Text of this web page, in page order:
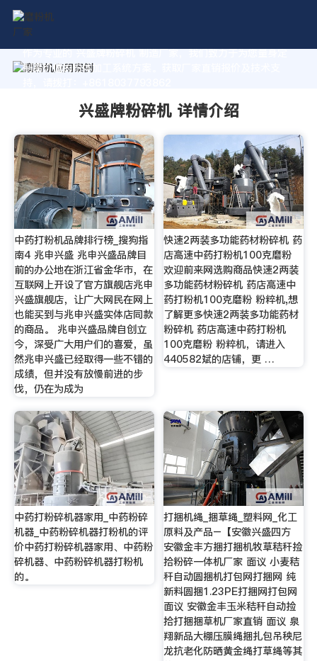
作为专业的 兴盛牌粉碎机 制造厂家，我们致力于为您量身定
制高价值的粉体加工系统方案。获取厂家直销报价及技术支
兴盛牌粉碎机 详情介绍
中药打粉机品牌排行榜_搜狗指
南4 兆申兴盛 兆申兴盛品牌目
前的办公地在浙江省金华市，在
互联网上开设了官方旗舰店兆申
兴盛旗舰店，让广大网民在网上
也能买到与兆申兴盛实体店同款
的商品。 兆申兴盛品牌自创立
今，深受广大用户们的喜爱，虽
然兆申兴盛已经取得一些不错的
成绩，但并没有放慢前进的步
伐，仍在为成为
快速2两装多功能药材粉碎机 药
店高速中药打粉机100克磨粉
欢迎前来网选购商品快速2两装
多功能药材粉碎机 药店高速中
药打粉机100克磨粉 粉粹机,想
了解更多快速2两装多功能药材
粉碎机 药店高速中药打粉机
100克磨粉 粉粹机，请进入
440582斌的店铺，更 …
中药打粉碎机器家用_中药粉碎
机器_中药粉碎机器打粉机的评
价中药打粉碎机器家用、中药粉
碎机器、中药粉碎机器打粉机
的。
打捆机绳_捆草绳_塑料网_化工
原料及产品–【安徽兴盛四方
安徽金丰方捆打捆机牧草秸秆捡
拾粉碎一体机厂家 面议 小麦秸
秆自动圆捆机打包网打捆网 纯
新料圆捆1.23PE打捆网打包网
面议 安徽金丰玉米秸秆自动捡
拾打捆捆草机厂家直销 面议 泉
翔新品大棚压膜绳捆扎包吊秧尼
龙抗老化防晒黄金绳打草绳等其